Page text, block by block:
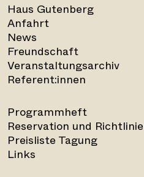
Haus Gutenberg
Anfahrt
News
Freundschaft
Veranstaltungsarchiv
Referent:innen
Programmheft
Reservation und
Preisliste Tagung
Links